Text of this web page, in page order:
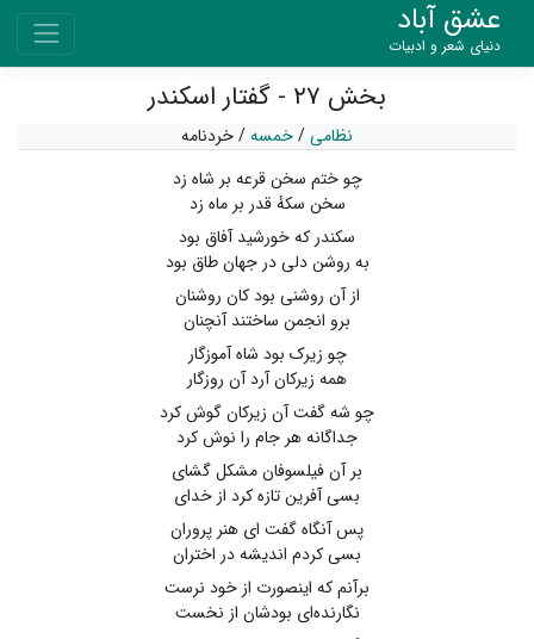
عشق آباد
دنیای شعر و ادبیات
بخش ۲۷ - گفتار اسکندر
نظامی/خمسه/خردنامه
چو ختم سخن قرعه بر شاه زد
سخن سکهٔ قدر بر ماه زد
سکندر که خورشید آفاق بود
به روشن دلی در جهان طاق بود
از آن روشنی بود کان روشنان
برو انجمن ساختند آنچنان
چو زیرک بود شاه آموزگار
همه زیرکان آرد آن روزگار
چو شه گفت آن زیرکان گوش کرد
جداگانه هر جام را نوش کرد
بر آن فیلسوفان مشکل گشای
بسی آفرین تازه کرد از خدای
پس آنگاه گفت ای هنر پروران
بسی کردم اندیشه در اختران
برآنم که اینصورت از خود نرست
نگارنده‌ای بودشان از نخست